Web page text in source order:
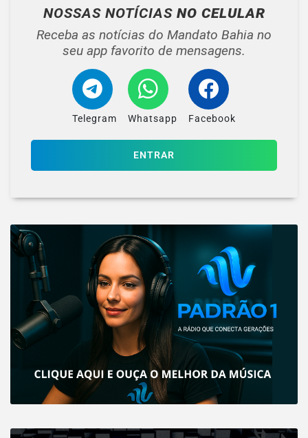
NOSSAS NOTÍCIAS NO CELULAR
Receba as notícias do Mandato Bahia no
seu app favorito de mensagens.
Telegram Whatsapp Facebook
ENTRAR